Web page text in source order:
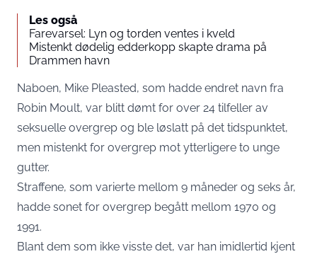
Les også
Farevarsel: Lyn og torden ventes i kveld
Mistenkt dødelig edderkopp skapte drama på
Drammen havn
Naboen, Mike Pleasted, som hadde endret navn fra
Robin Moult, var blitt dømt for over 24 tilfeller av
seksuelle overgrep og ble løslatt på det tidspunktet,
men mistenkt for overgrep mot ytterligere to unge
gutter.
Straffene, som varierte mellom 9 måneder og seks år,
hadde sonet for overgrep begått mellom 1970 og
1991.
Blant dem som ikke visste det, var han imidlertid kjent